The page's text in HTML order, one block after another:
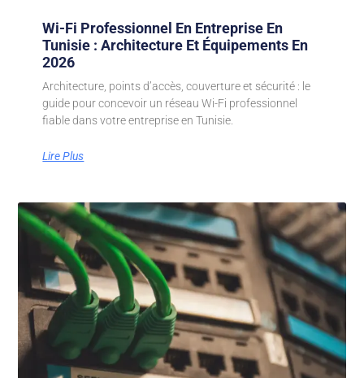
Wi-Fi Professionnel En Entreprise En
Tunisie : Architecture Et Équipements En
2026
Architecture, points d’accès, couverture et sécurité : le
guide pour concevoir un réseau Wi-Fi professionnel
fiable dans votre entreprise en Tunisie.
Lire Plus